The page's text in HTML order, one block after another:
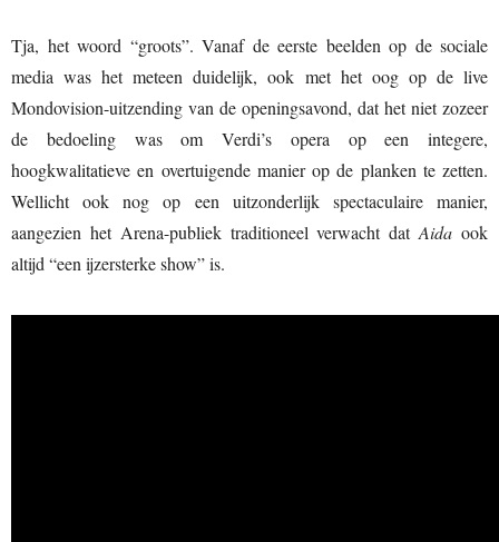
Tja, het woord “groots”. Vanaf de eerste beelden op de sociale
media was het meteen duidelijk, ook met het oog op de live
Mondovision-uitzending van de openingsavond, dat het niet zozeer
de bedoeling was om Verdi’s opera op een integere,
hoogkwalitatieve en overtuigende manier op de planken te zetten.
Wellicht ook nog op een uitzonderlijk spectaculaire manier,
aangezien het Arena-publiek traditioneel verwacht datAida ook
altijd “een ijzersterke show” is.